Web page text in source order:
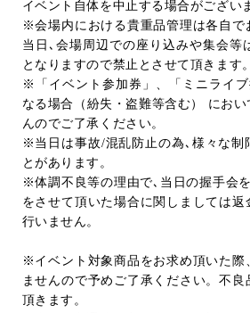
イベント自体を中止する場合がござい
※会場内における貴重品管理は各自で
当日､会場周辺での座り込みや集会等
となりますので禁止とさせて頂きます。
※「イベント参加券」、「ミニライ
なる場合（紛失・盗難等含む） にお
んのでご了承ください。
※当日は事故/混乱防止の為､様々な制
とがあります。
※体調不良等の理由で､当日の握手会
をさせて頂いた場合に関しましては
行いません。
※イベント対象商品をお求め頂いた際
ませんので予めご了承ください。不
頂きます。